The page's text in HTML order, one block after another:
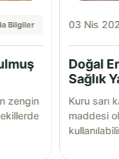
Bilgiler
zengin
03 Nis
Doğal
Sağlık
Kuru sarı
maddesi